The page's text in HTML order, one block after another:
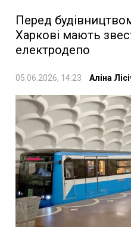
Перед
Харкові мають
електродепо
05.06.2026, 14:23 Аліна